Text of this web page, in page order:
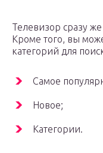
Телевизор сразу
Кроме того, вы
категорий для
Самое
Новое;
Категории.